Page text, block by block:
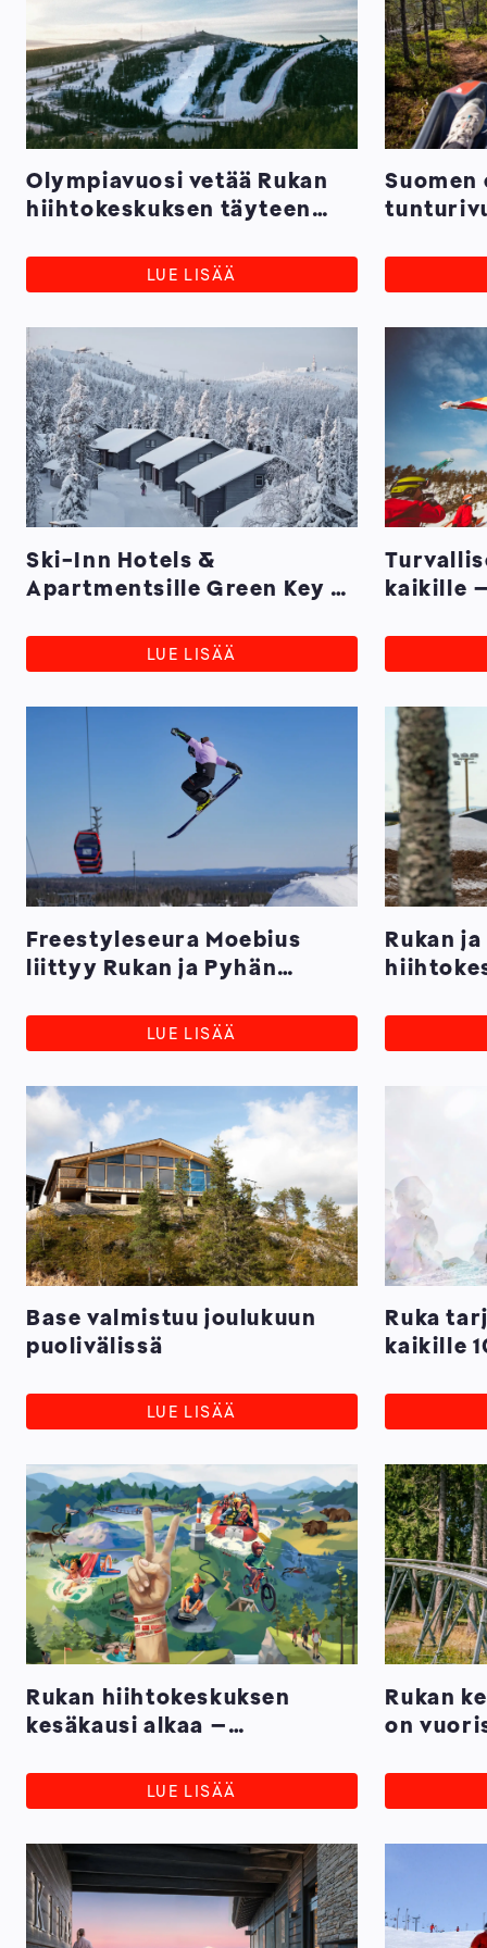
Olympiavuosi vetää Rukan
hiihtokeskuksen täyteen
LUE LISÄÄ
Suomen
Ski-Inn Hotels &
Apartmentsille Green Key -
LUE LISÄÄ
kaikille
Freestyleseura Moebius
liittyy Rukan ja Pyhän
LUE LISÄÄ
Rukan
Base valmistuu joulukuun
puolivälissä
LUE LISÄÄ
Ruka
kaikille
Rukan hiihtokeskuksen
kesäkausi alkaa –
LUE LISÄÄ
Rukan
on